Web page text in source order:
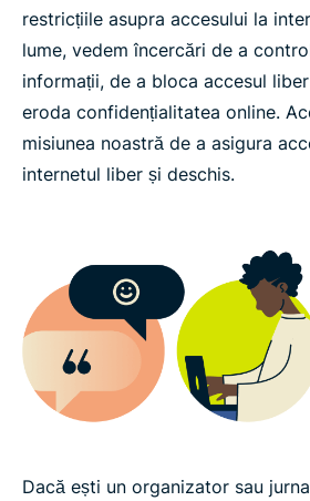
restricțiile asupra accesului la
lume, vedem încercări de a
informații, de a bloca accesul
eroda confidențialitatea online.
misiunea noastră de a asigura
internetul liber și deschis.
Dacă ești un organizator sau